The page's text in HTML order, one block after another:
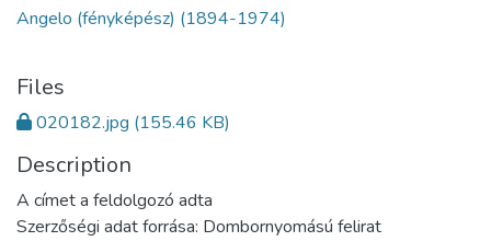
Angelo (fényképész) (1894-1974)
Files
020182.jpg (155.46 KB)
Description
A címet a feldolgozó adta
Szerzőségi adat forrása: Dombornyomású felirat